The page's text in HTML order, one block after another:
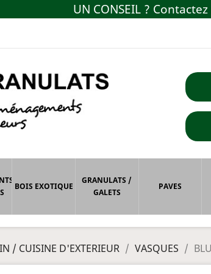
UN CONSEIL ?
BOIS EXOTIQUE
GRANULATS /
GALETS
PAVES
/ CUISINE D'EXTERIEUR VASQUES